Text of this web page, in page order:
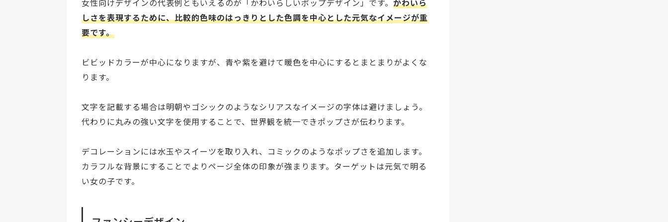
女性向けデザインの代表例ともいえるのが「かわいらしいポップデザイン」です。 かわいら
しさを表現するために、比較的色味のはっきりとした色調を中心とした元気なイメージが重
要です。
ビビッドカラーが中心になりますが、青や紫を避けて暖色を中心にするとまとまりがよくな
ります。
文字を記載する場合は明朝やゴシックのようなシリアスなイメージの字体は避けましょう。
代わりに丸みの強い文字を使用することで、世界観を統一できポップさが伝わります。
デコレーションには水玉やスイーツを取り入れ、コミックのようなポップさを追加します。
カラフルな背景にすることでよりページ全体の印象が強まります。ターゲットは元気で明る
い女の子です。